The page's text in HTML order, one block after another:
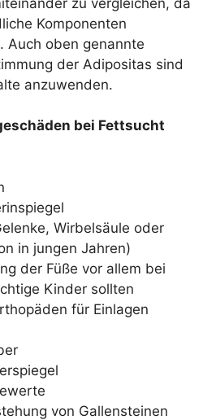
Komponenten
Auch oben genannte
der Adipositas sind
anzuwenden.
bei Fettsucht
Wirbelsäule oder
in jungen Jahren)
der Füße vor allem bei
Kinder sollten
für Einlagen
von Gallensteinen